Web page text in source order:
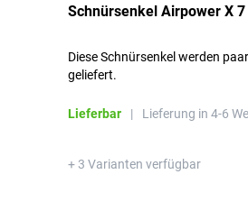
Schnürsenkel Airpower X 7
Diese Schnürsenkel werden
geliefert.
Lieferbar | Lieferung in 4-6
+ 3 Varianten verfügbar